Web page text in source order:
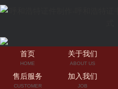
首页
HOME
关于我们
ABOUT US
售后服务
CUSTOMER
加入我们
JOB